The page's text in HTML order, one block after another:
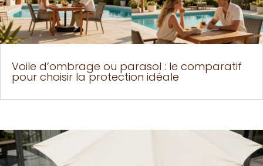
Voile d’ombrage ou parasol : le comparatif
pour choisir la protection idéale